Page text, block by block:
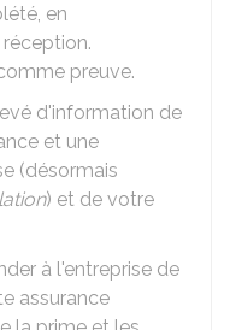
en
preuve.
d'information de
et une
(désormais
) et de votre
à l'entreprise de
assurance